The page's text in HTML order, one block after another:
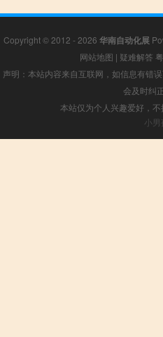
Copyright © 2012 - 2026 华南自动化展
网站地图 | 疑难解答
声明：本站内容来自互联网，如信息有错
会及时纠
本站仅为个人兴趣爱好，
小男